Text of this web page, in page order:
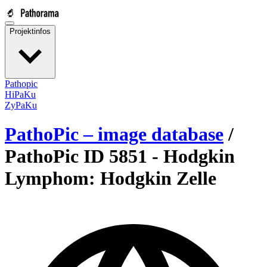
Projektinfos
Pathopic
HiPaKu
ZyPaKu
PathoPic – image database /
PathoPic ID 5851 - Hodgkin
Lymphom: Hodgkin Zelle